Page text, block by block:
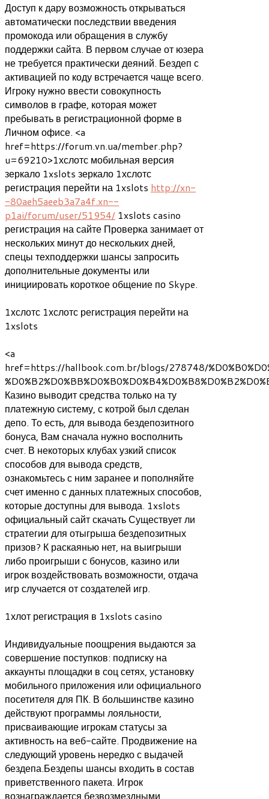
Доступ к дару возможность открываться
автоматически последствии введения
промокода или обращения в службу
поддержки сайта. В первом случае от юзера
не требуется практически деяний. Бездеп с
активацией по коду встречается чаще всего.
Игроку нужно ввести совокупность
символов в графе, которая может
пребывать в регистрационной форме в
Личном офисе. <a
href=https://forum.vn.ua/member.php?
u=69210>1хслотс мобильная версия
зеркало 1xslots зеркало 1хслотс
регистрация перейти на 1xslots http://xn-
-80aeh5aeeb3a7a4f.xn--
p1ai/forum/user/51954/ 1xslots casino
регистрация на сайте Проверка занимает от
нескольких минут до нескольких дней,
спецы техподдержки шансы запросить
дополнительные документы или
инициировать короткое общение по Skype.
1хслотс 1хслотс регистрация перейти на
1xslots
<a
href=https://hallbook.com.br/blogs/278748/
Казино выводит средства только на ту
платежную систему, с котрой был сделан
депо. То есть, для вывода бездепозитного
бонуса, Вам сначала нужно восполнить
счет. В некоторых клубах узкий список
способов для вывода средств,
ознакомьтесь с ним заранее и пополняйте
счет именно с данных платежных способов,
которые доступны для вывода. 1xslots
официальный сайт скачать Существует ли
стратегии для отыгрыша бездепозитных
призов? К раскаянью нет, на выигрыши
либо проигрыши с бонусов, казино или
игрок воздействовать возможности, отдача
игр случается от создателей игр.
1хлот регистрация в 1xslots casino
Индивидуальные поощрения выдаются за
совершение поступков: подписку на
аккаунты площадки в соц сетях, установку
мобильного приложения или официального
посетителя для ПК. В большинстве казино
действуют программы лояльности,
присваивающие игрокам статусы за
активность на веб-сайте. Продвижение на
следующий уровень нередко с выдачей
бездепа.Бездепы шансы входить в состав
приветственного пакета. Игрок
вознаграждается безвозмездными